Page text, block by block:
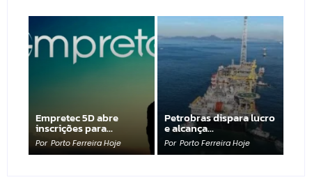
Empretec 5D abre
inscrições para…
Por Porto Ferreira Hoje
Petrobras dispara lucro
e alcança…
Por Porto Ferreira Hoje